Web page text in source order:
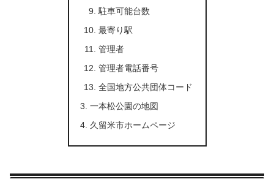
駐車可能台数
最寄り駅
管理者
管理者電話番号
全国地方公共団体コード
一本松公園の地図
久留米市ホームページ